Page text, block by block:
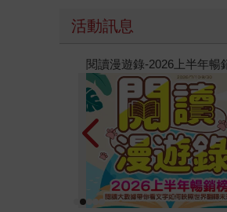
活動訊息
教場電影版